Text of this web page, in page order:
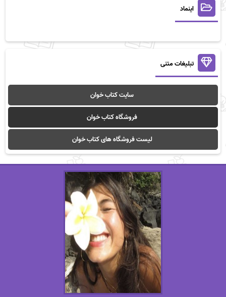
اینماد
تبلیغات متنی
سایت کتاب خوان
فروشگاه کتاب خوان
لیست فروشگاه های کتاب خوان